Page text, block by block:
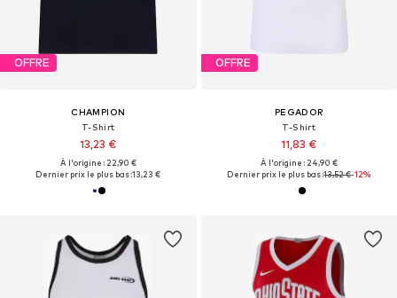
OFFRE
CHAMPION
T-Shirt
13,23 €
À l'origine : 22,90 €
Dernier prix le plus bas :13,23 €
OFFRE
PEGADOR
T-Shirt
11,83 €
À l'origine : 24,90 €
Dernier prix le plus bas :13,52 €-12%